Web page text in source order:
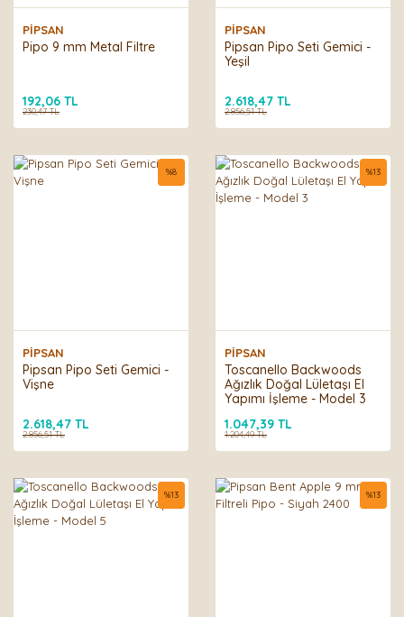
PİPSAN
Pipo 9 mm Metal Filtre
192,06 TL
230,47 TL
PİPSAN
Pipsan Pipo Seti Gemici -
Yeşil
2.618,47 TL
2.856,51 TL
PİPSAN
Pipsan Pipo Seti Gemici -
Vişne
%8
2.618,47 TL
2.856,51 TL
PİPSAN
Toscanello Backwoods
Ağızlık Doğal Lületaşı El
Yapımı İşleme - Model 3
%13
1.047,39 TL
1.204,49 TL
%13 %13